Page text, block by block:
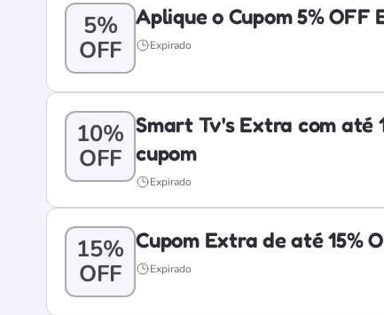
5%
OFF
Aplique o Cupom 5%
Expirado
10%
OFF
Smart Tv's Extra com até
cupom
Expirado
15%
OFF
Cupom Extra de até 15%
Expirado